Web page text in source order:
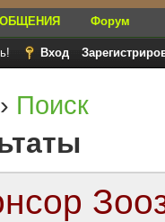
Форум
Вход
› Поиск